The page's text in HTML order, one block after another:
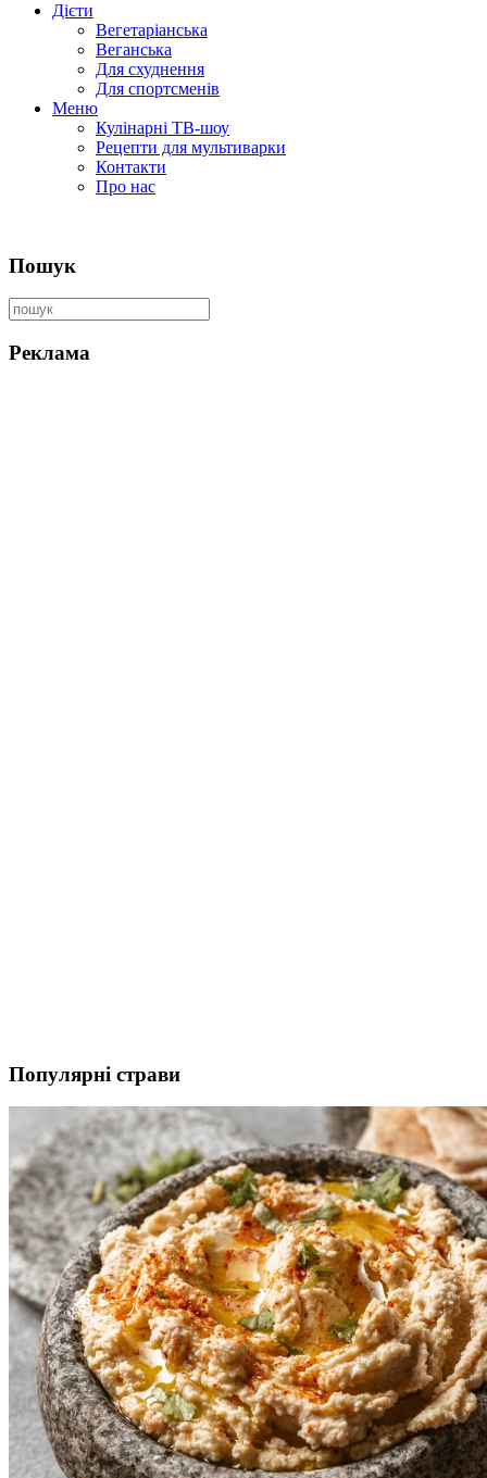
Дієти
Вегетаріанська
Веганська
Для схуднення
Для спортсменів
Меню
Кулінарні ТВ-шоу
Рецепти для мультиварки
Контакти
Про нас
Пошук
Реклама
Популярні страви